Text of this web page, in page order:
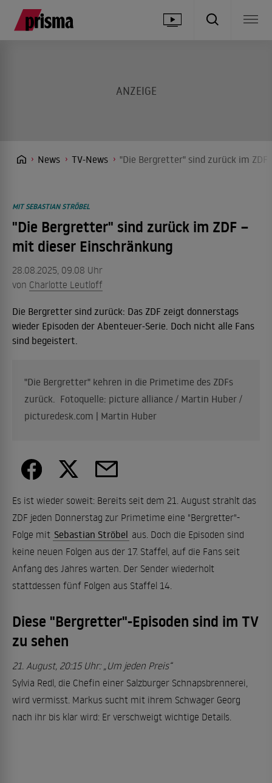
News TV-News "Die Bergretter" sind zurück im
MIT SEBASTIAN STRÖBEL
"Die Bergretter" sind zurück im ZDF –
mit dieser Einschränkung
28.08.2025, 09.08 Uhr
von Charlotte Leutloff
Die Bergretter sind zurück: Das ZDF zeigt donnerstags
wieder Episoden der Abenteuer-Serie. Doch nicht alle Fans
sind begeistert.
"Die Bergretter" kehren in die Primetime des ZDFs
zurück. Fotoquelle: picture alliance / Martin Huber /
picturedesk.com | Martin Huber
Es ist wieder soweit: Bereits seit dem 21. August strahlt das
ZDF jeden Donnerstag zur Primetime eine "Bergretter"-
Folge mit Sebastian Ströbel aus. Doch die Episoden sind
keine neuen Folgen aus der 17. Staffel, auf die Fans seit
Anfang des Jahres warten. Der Sender wiederholt
stattdessen fünf Folgen aus Staffel 14.
Diese "Bergretter"-Episoden sind im TV
zu sehen
21. August, 20:15 Uhr: „Um jeden Preis“
Sylvia Redl, die Chefin einer Salzburger Schnapsbrennerei,
wird vermisst. Markus sucht mit ihrem Schwager Georg
nach ihr bis klar wird: Er verschweigt wichtige Details.